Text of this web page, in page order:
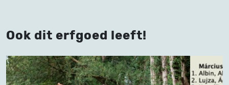
Ook dit erfgoed leeft!